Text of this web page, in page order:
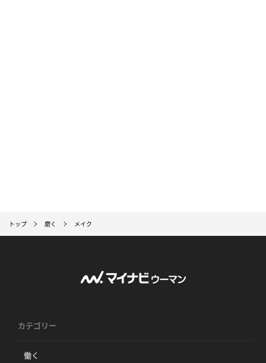
トップ 磨く メイク
カテゴリー
働く